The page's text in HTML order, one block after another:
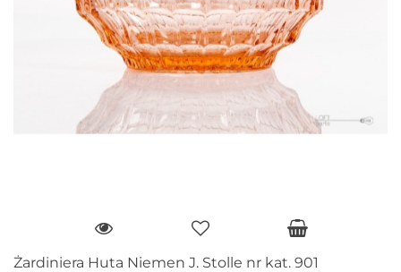
Żardiniera Huta Niemen J. Stolle nr kat. 901